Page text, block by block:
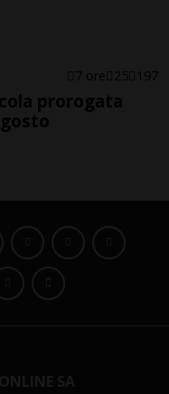
7 ore 25 197
prorogata